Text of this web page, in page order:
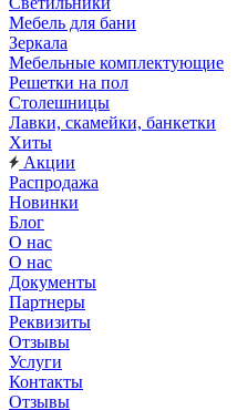
Мебель для бани
Зеркала
Мебельные комплектующие
Решетки на пол
Столешницы
Лавки, скамейки, банкетки
Хиты
Акции
Распродажа
Новинки
Блог
О нас
О нас
Документы
Партнеры
Реквизиты
Отзывы
Услуги
Контакты
Отзывы